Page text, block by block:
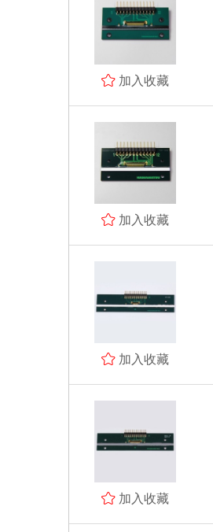
加入收藏
加入收藏
加入收藏
加入收藏